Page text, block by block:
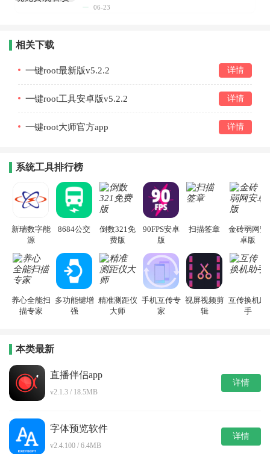
06-23
相关下载
一键root最新版v5.2.2 详情
一键root工具安卓版v5.2.2 详情
一键root大师官方app 详情
系统工具排行榜
新瑞数字能
源
8684公交
倒数321免
费版
90FPS安卓
版
扫描签章
金砖弱网安
卓版
养心全能扫
描专家
多功能键增
强
精准测距仪
大师
手机互传专
家
视屏视频剪
辑
互传换机助
手
本类最新
直播伴侣app
v2.1.3 / 18.5MB
详情
字体预览软件
v2.4.100 / 6.4MB
详情